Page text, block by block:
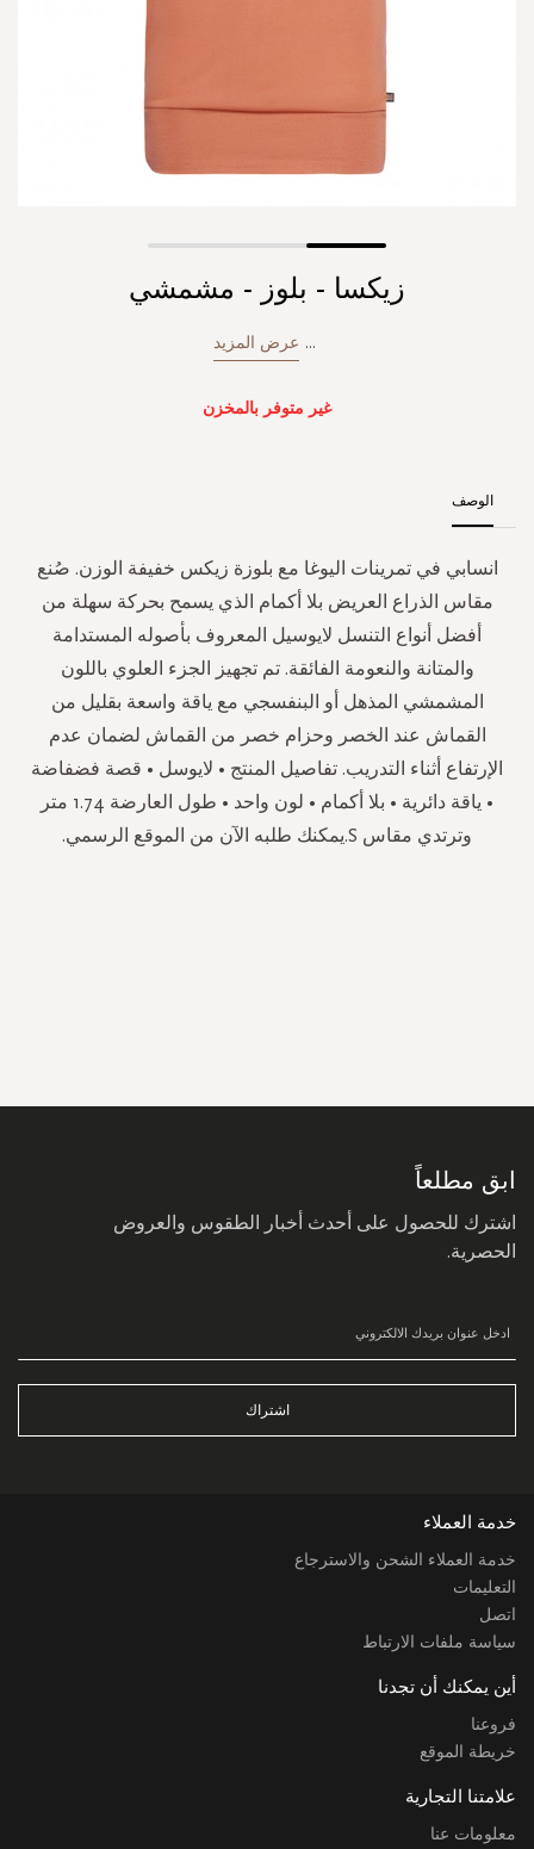
زيكسا - بلوز - مشمشي
... عرض المزيد
غير متوفر بالمخزن
الوصف
انسابي في تمرينات اليوغا مع بلوزة زيكس خفيفة الوزن. صُنع
مقاس الذراع العريض بلا أكمام الذي يسمح بحركة سهلة من
أفضل أنواع التنسل لايوسيل المعروف بأصوله المستدامة
والمتانة والنعومة الفائقة. تم تجهيز الجزء العلوي باللون
المشمشي المذهل أو البنفسجي مع ياقة واسعة بقليل من
القماش عند الخصر وحزام خصر من القماش لضمان عدم
الإرتفاع أثناء التدريب. تفاصيل المنتج • لايوسل • قصة فضفاضة
• ياقة دائرية • بلا أكمام • لون واحد • طول العارضة 1.74 متر
وترتدي مقاس S.يمكنك طلبه الآن من الموقع الرسمي.
ابق مطلعاً
اشترك للحصول على أحدث أخبار الطقوس والعروض
الحصرية.
اشتراك
خدمة العملاء
خدمة العملاء الشحن والاسترجاع
التعليمات
اتصل
سياسة ملفات الارتباط
أين يمكنك أن تجدنا
فروعنا
خريطة الموقع
علامتنا التجارية
معلومات عنا